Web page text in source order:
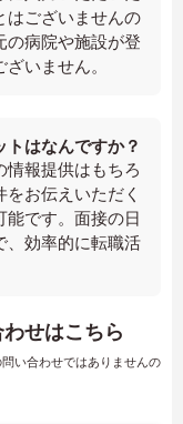
はございませんの
の病院や施設が登
いません。
トはなんですか？
情報提供はもちろ
お伝えいただく
能です。面接の日
、効率的に転職活
せはこちら
い合わせではありませんの